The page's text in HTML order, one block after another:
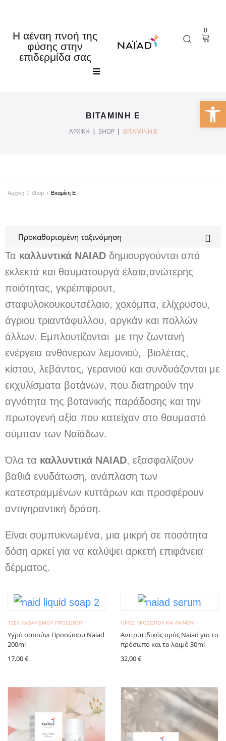
Η αέναη πνοή της
φύσης στην
επιδερμίδα σας
Κατάστημα
Τα νέα μας
0
ΒΙΤΑΜΊΝΗ Ε
ΑΡΧΙΚΉ | SHOP | ΒΙΤΑΜΊΝΗ Ε
Αρχική / Shop / Βιταμίνη Ε
Τα καλλυντικά NAIAD δημιουργούνται από
εκλεκτά και θαυματουργά έλαια,ανώτερης
ποιότητας, γκρέιπφρουτ,
σταφυλοκουκουτσέλαιο, χοxόμπα, ελίχρυσου,
άγριου τριαντάφυλλου, αργκάν και πολλών
άλλων. Εμπλουτίζονται με την ζωντανή
ενέργεια ανθόνερων λεμονιού, βιολέτας,
κίστου, λεβάντας, γερανιού και συνδυάζονται με
εκχυλίσματα βοτάνων, που διατηρούν την
αγνότητα της βοτανικής παράδοσης και την
πρωτογενή αξία που κατείχαν στο θαυμαστό
σύμπαν των Ναϊάδων.
Όλα τα καλλυντικά NAIAD, εξασφαλίζουν
βαθιά ενυδάτωση, ανάπλαση των
κατεστραμμένων κυττάρων και προσφέρουν
αντιγηραντική δράση.
Είναι συμπυκνωμένα, μια μικρή σε ποσότητα
δόση αρκεί για να καλύψει αρκετή επιφάνεια
δέρματος.
ΤΖΈΛ KΑΘΑΡΙΣΜΟΎ ΠΡΟΣΏΠΟΥ
Υγρό σαπούνι Προσώπου Naiad
200ml
17,00€
ΟΡΌΣ ΠΡΟΣΏΠΟΥ ΚΑΙ ΛΑΙΜΟΎ
Αντιρυτιδικός ορός Naiad για το
πρόσωπο και το λαιμό 30ml
32,00€